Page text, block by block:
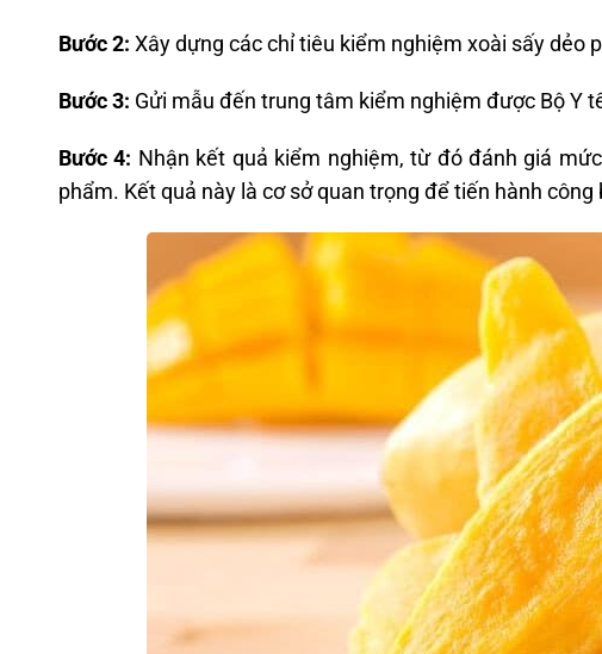
Bước 2: Xây dựng các chỉ tiêu kiểm nghiệm xoài sấy dẻo
Bước 3: Gửi mẫu đến trung tâm kiểm nghiệm được Bộ Y
Bước 4: Nhận kết quả kiểm nghiệm, từ đó đánh giá
phẩm. Kết quả này là cơ sở quan trọng để tiến hành